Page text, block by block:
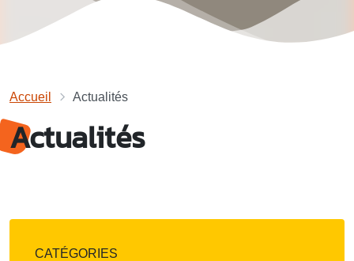
Accueil Actualités
Actualités
CATÉGORIES